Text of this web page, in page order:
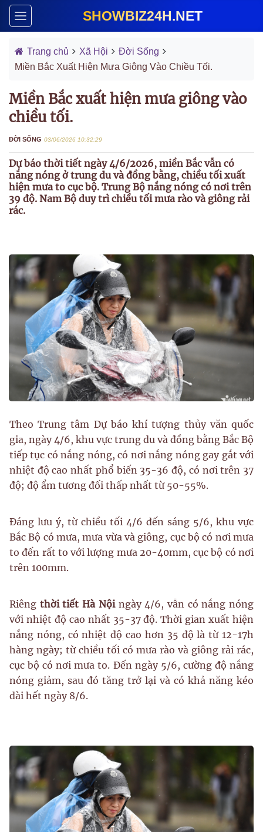
SHOWBIZ24H.NET
Trang chủ Xã Hội
Đời Sống
Miền Bắc Xuất Hiện Mưa Giông Vào Chiều Tối.
Miền Bắc xuất hiện mưa giông vào
chiều tối.
ĐỜI SỐNG 03/06/2026 10:32:29
Dự báo thời tiết ngày 4/6/2026, miền Bắc vẫn có
nắng nóng ở trung du và đồng bằng, chiều tối xuất
hiện mưa to cục bộ. Trung Bộ nắng nóng có nơi trên
39 độ. Nam Bộ duy trì chiều tối mưa rào và giông rải
rác.
Theo Trung tâm Dự báo khí tượng thủy văn quốc
gia, ngày 4/6, khu vực trung du và đồng bằng Bắc Bộ
tiếp tục có nắng nóng, có nơi nắng nóng gay gắt với
nhiệt độ cao nhất phổ biến 35-36 độ, có nơi trên 37
độ; độ ẩm tương đối thấp nhất từ 50-55%.
Đáng lưu ý, từ chiều tối 4/6 đến sáng 5/6, khu vực
Bắc Bộ có mưa, mưa vừa và giông, cục bộ có nơi mưa
to đến rất to với lượng mưa 20-40mm, cục bộ có nơi
trên 100mm.
Riêng thời tiết Hà Nộingày 4/6, vẫn có nắng nóng
với nhiệt độ cao nhất 35-37 độ. Thời gian xuất hiện
nắng nóng, có nhiệt độ cao hơn 35 độ là từ 12-17h
hàng ngày; từ chiều tối có mưa rào và giông rải rác,
cục bộ có nơi mưa to. Đến ngày 5/6, cường độ nắng
nóng giảm, sau đó tăng trở lại và có khả năng kéo
dài hết ngày 8/6.